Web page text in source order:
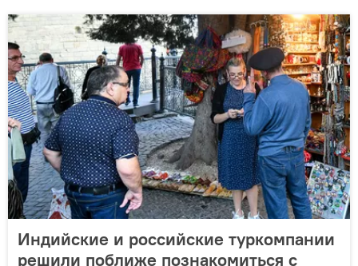
Индийские и российские туркомпании
решили поближе познакомиться с